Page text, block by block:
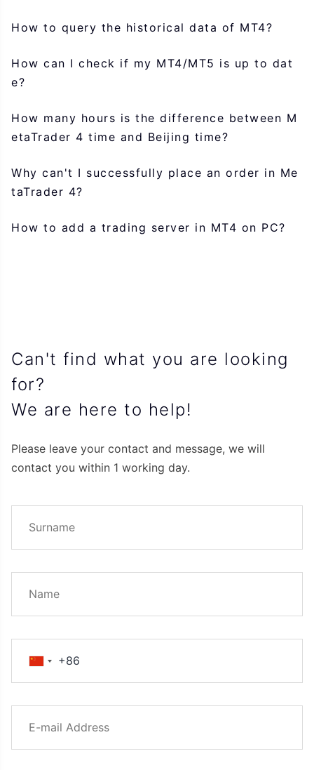
How to query the historical data of MT4?
How can I check if my MT4/MT5 is up to dat
e?
How many hours is the difference between M
etaTrader 4 time and Beijing time?
Why can't I successfully place an order in Me
taTrader 4?
How to add a trading server in MT4 on PC?
Can't find what you are looking
for?
We are here to help!
Please leave your contact and message, we will
contact you within 1 working day.